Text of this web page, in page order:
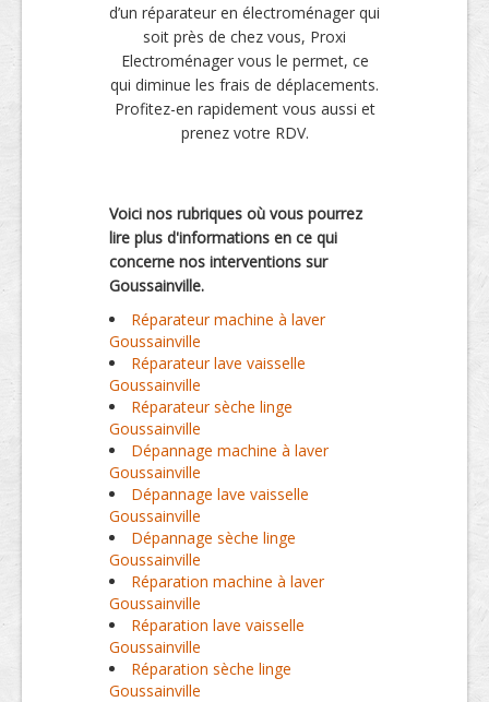
d’un réparateur en électroménager qui
soit près de chez vous, Proxi
Electroménager vous le permet, ce
qui diminue les frais de déplacements.
Profitez-en rapidement vous aussi et
prenez votre RDV.
Voici nos rubriques où vous pourrez
lire plus d'informations en ce qui
concerne nos interventions sur
Goussainville.
Réparateur machine à laver
Goussainville
Réparateur lave vaisselle
Goussainville
Réparateur sèche linge
Goussainville
Dépannage machine à laver
Goussainville
Dépannage lave vaisselle
Goussainville
Dépannage sèche linge
Goussainville
Réparation machine à laver
Goussainville
Réparation lave vaisselle
Goussainville
Réparation sèche linge
Goussainville